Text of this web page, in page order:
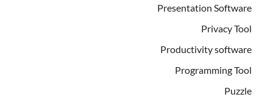
Presentation Software
Privacy Tool
Productivity software
Programming Tool
Puzzle